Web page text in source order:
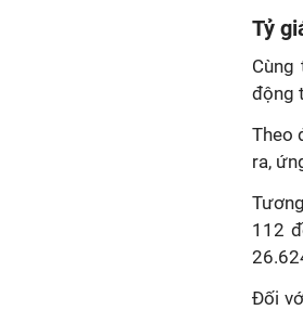
Tỷ
Cùng
động
Theo
ra,
112
Đối